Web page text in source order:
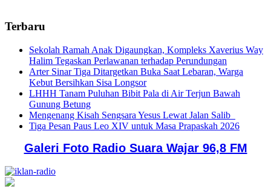
Terbaru
Sekolah Ramah Anak Digaungkan, Kompleks Xaverius Way
Halim Tegaskan Perlawanan terhadap Perundungan
Arter Sinar Tiga Ditargetkan Buka Saat Lebaran, Warga
Kebut Bersihkan Sisa Longsor
LHHH Tanam Puluhan Bibit Pala di Air Terjun Bawah
Gunung Betung
Mengenang Kisah Sengsara Yesus Lewat Jalan Salib
Tiga Pesan Paus Leo XIV untuk Masa Prapaskah 2026
Galeri Foto Radio Suara Wajar 96,8 FM